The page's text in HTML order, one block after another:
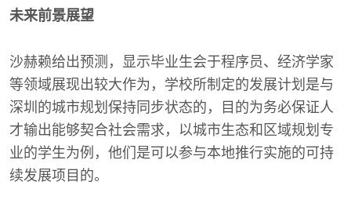
未来前景展望
沙赫赖给出预测，显示毕业生会于程序员、经济学家
等领域展现出较大作为，学校所制定的发展计划是与
深圳的城市规划保持同步状态的，目的为务必保证人
才输出能够契合社会需求，以城市生态和区域规划专
业的学生为例，他们是可以参与本地推行实施的可持
续发展项目的。